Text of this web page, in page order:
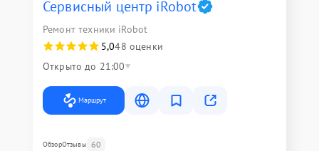
Сервисный центр iRobot
Ремонт техники iRobot
5,048 оценки
Открыто до 21:00
Маршрут
ОбзорОтзывы 60